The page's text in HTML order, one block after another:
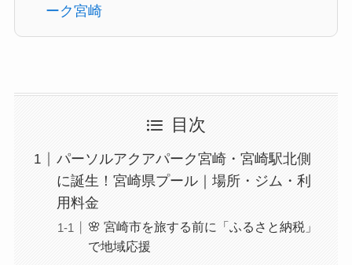
ーク宮崎
目次
パーソルアクアパーク宮崎・宮崎駅北側
に誕生！宮崎県プール｜場所・ジム・利
用料金
🌸 宮崎市を旅する前に「ふるさと納税」
で地域応援